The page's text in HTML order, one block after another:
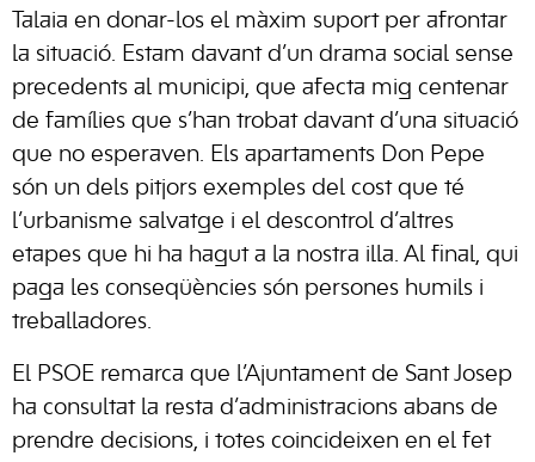
Talaia en donar-los el màxim suport per afrontar
la situació. Estam davant d’un drama social sense
precedents al municipi, que afecta mig centenar
de famílies que s’han trobat davant d’una situació
que no esperaven. Els apartaments Don Pepe
són un dels pitjors exemples del cost que té
l’urbanisme salvatge i el descontrol d’altres
etapes que hi ha hagut a la nostra illa. Al final, qui
paga les conseqüències són persones humils i
treballadores.
El PSOE remarca que l’Ajuntament de Sant Josep
ha consultat la resta d’administracions abans de
prendre decisions, i totes coincideixen en el fet